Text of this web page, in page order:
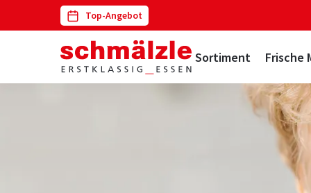
Top-Angebot
Navigation
Sortiment Frische